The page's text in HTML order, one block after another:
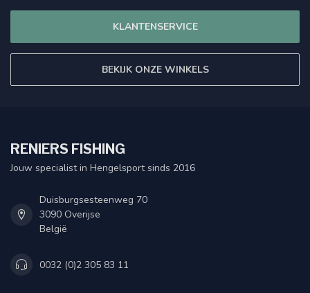
KLANTENSERVICE
BEKIJK ONZE WINKELS
RENIERS FISHING
Jouw specialist in Hengelsport sinds 2016
Duisburgsesteenweg 70
3090 Overijse
België
0032 (0)2 305 83 11